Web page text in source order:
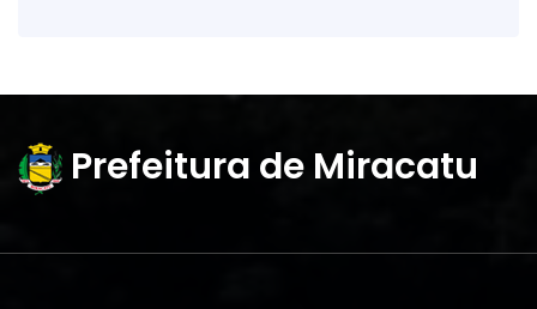
Prefeitura de Miracatu